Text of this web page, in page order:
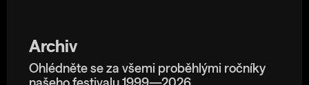
Archiv
Ohlédněte se za všemi proběhlými ročníky